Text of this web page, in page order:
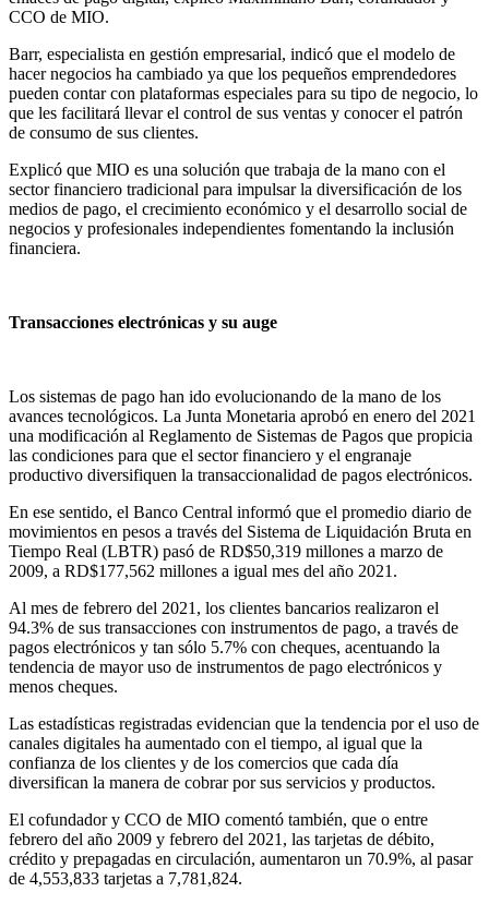
CCO de MIO.
Barr, especialista en gestión empresarial, indicó que el modelo de
hacer negocios ha cambiado ya que los pequeños emprendedores
pueden contar con plataformas especiales para su tipo de negocio, lo
que les facilitará llevar el control de sus ventas y conocer el patrón
de consumo de sus clientes.
Explicó que MIO es una solución que trabaja de la mano con el
sector financiero tradicional para impulsar la diversificación de los
medios de pago, el crecimiento económico y el desarrollo social de
negocios y profesionales independientes fomentando la inclusión
financiera.
Transacciones electrónicas y su auge
Los sistemas de pago han ido evolucionando de la mano de los
avances tecnológicos. La Junta Monetaria aprobó en enero del 2021
una modificación al Reglamento de Sistemas de Pagos que propicia
las condiciones para que el sector financiero y el engranaje
productivo diversifiquen la transaccionalidad de pagos electrónicos.
En ese sentido, el Banco Central informó que el promedio diario de
movimientos en pesos a través del Sistema de Liquidación Bruta en
Tiempo Real (LBTR) pasó de RD$50,319 millones a marzo de
2009, a RD$177,562 millones a igual mes del año 2021.
Al mes de febrero del 2021, los clientes bancarios realizaron el
94.3% de sus transacciones con instrumentos de pago, a través de
pagos electrónicos y tan sólo 5.7% con cheques, acentuando la
tendencia de mayor uso de instrumentos de pago electrónicos y
menos cheques.
Las estadísticas registradas evidencian que la tendencia por el uso de
canales digitales ha aumentado con el tiempo, al igual que la
confianza de los clientes y de los comercios que cada día
diversifican la manera de cobrar por sus servicios y productos.
El cofundador y CCO de MIO comentó también, que o entre
febrero del año 2009 y febrero del 2021, las tarjetas de débito,
crédito y prepagadas en circulación, aumentaron un 70.9%, al pasar
de 4,553,833 tarjetas a 7,781,824.